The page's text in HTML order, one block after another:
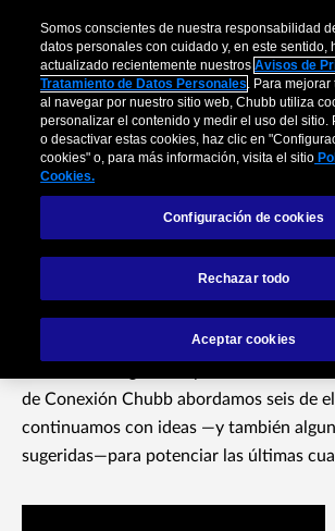
Cómo ser un
imparable:
ventas y
En el Centro de Desarrollo para Agentes
(CDAC) hemos identificado las diez
de Conexión Chubb abordamos seis de
continuamos con ideas —y también
sugeridas—para potenciar las últimas
Somos conscientes de nuestra responsabilidad
datos personales con cuidado y, en este sentido,
actualizado recientemente nuestrosAvisos de
Tratamiento de Datos Personales. Para
al navegar por nuestro sitio web, Chubb utiliza
personalizar el contenido y medir el uso del sitio.
o desactivar estas cookies, haz clic en
cookies" o, para más información, visita el sitio
Cookies.
Configuración de cookies
Rechazar todo
Aceptar cookies